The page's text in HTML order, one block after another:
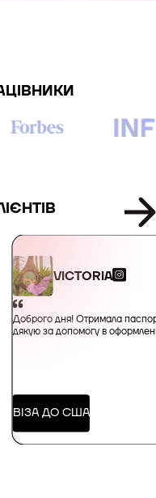
VICTORIA
Доброго дня! Отримала
дякую за допомогу в
ВІЗА ДО США